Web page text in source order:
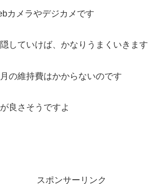
カメラやデジカメです
していけば、かなりうまくいきます
の維持費はかからないのです
良さそうですよ
スポンサーリンク